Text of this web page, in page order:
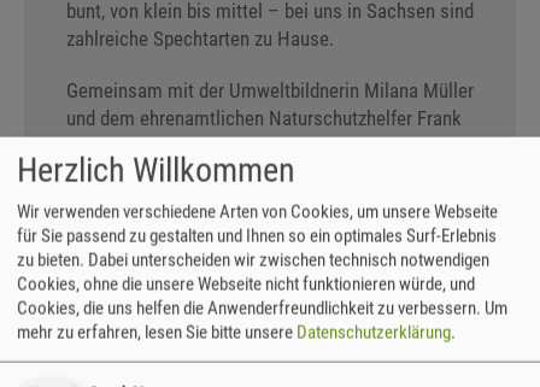
bunt, von klein bis mittel – bei uns in Sachsen sind
zahlreiche Spechtarten zu Hause.
Gemeinsam mit der Umweltbildnerin Milana Müller
und dem ehrenamtlichen Naturschutzhelfer Frank
S. machten sich die Kinder, die sich monatlich als
Junge Naturwächter treffen ("JuNas") auf den Weg
von Freital-Hainsberg nach Tharandt. Entlang des
Brüderwegs begaben sie sich dabei auf eine
spannende Specht-Safari. Der abwechslungsreiche
Weg führte durch Waldstücke, an Freiflächen und
Felsen vorbei. Alte Laubbäume und viel Totholz
bieten hier ideale Lebensraumbedingungen für
viele Spechtarten, insbesondere für den
Herzlich Willkommen
Wir verwenden verschiedene Arten von Cookies, um unsere Webseite
für Sie passend zu gestalten und Ihnen so ein optimales Surf-Erlebnis
zu bieten. Dabei unterscheiden wir zwischen technisch notwendigen
Cookies, ohne die unsere Webseite nicht funktionieren würde, und
Cookies, die uns helfen die Anwenderfreundlichkeit zu verbessern. Um
mehr zu erfahren, lesen Sie bitte unsere Datenschutzerklärung.